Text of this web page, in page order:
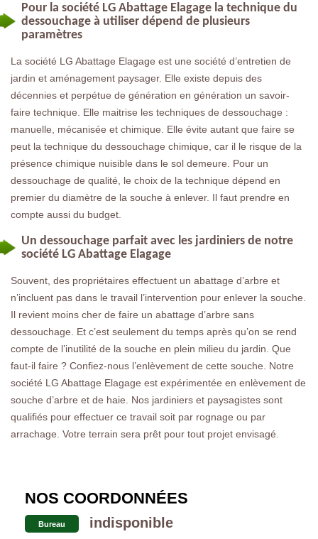
Pour la société LG Abattage Elagage la technique du
dessouchage à utiliser dépend de plusieurs
paramètres
La société LG Abattage Elagage est une société d’entretien de
jardin et aménagement paysager. Elle existe depuis des
décennies et perpétue de génération en génération un savoir-
faire technique. Elle maitrise les techniques de dessouchage :
manuelle, mécanisée et chimique. Elle évite autant que faire se
peut la technique du dessouchage chimique, car il le risque de la
présence chimique nuisible dans le sol demeure. Pour un
dessouchage de qualité, le choix de la technique dépend en
premier du diamètre de la souche à enlever. Il faut prendre en
compte aussi du budget.
Un dessouchage parfait avec les jardiniers de notre
société LG Abattage Elagage
Souvent, des propriétaires effectuent un abattage d’arbre et
n’incluent pas dans le travail l’intervention pour enlever la souche.
Il revient moins cher de faire un abattage d’arbre sans
dessouchage. Et c’est seulement du temps après qu’on se rend
compte de l’inutilité de la souche en plein milieu du jardin. Que
faut-il faire ? Confiez-nous l’enlèvement de cette souche. Notre
société LG Abattage Elagage est expérimentée en enlèvement de
souche d’arbre et de haie. Nos jardiniers et paysagistes sont
qualifiés pour effectuer ce travail soit par rognage ou par
arrachage. Votre terrain sera prêt pour tout projet envisagé.
NOS COORDONNÉES
Bureau indisponible